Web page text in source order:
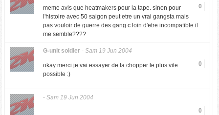
0
meme avis que heatmakers pour la tape. sinon pour
l'histoire avec 50 saigon peut etre un vrai gangsta mais
pas vouloir de guerre des gang c loin d'etre incompatible il
me semble????
G-unit soldier- Sam 19 Jun 2004
0
okay merci je vai essayer de la chopper le plus vite
possible :)
- Sam 19 Jun 2004
0